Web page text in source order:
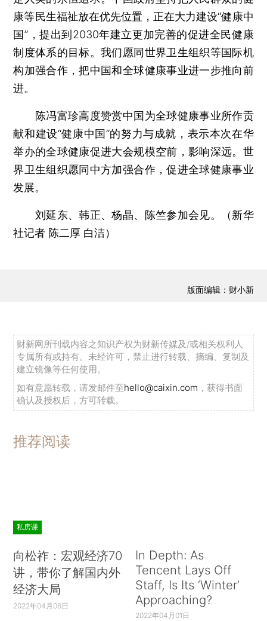
康等民生福祉放在优先位置，正在大力建设“健康中
国”，提出到2030年建立更加完善的促进全民健康
制度体系的目标。我们愿同世界卫生组织等国际机
构加强合作，把中国和全球健康事业进一步推向前
进。
陈冯富珍高度赞赏中国为全球健康事业所作贡
献和建设“健康中国”的努力与成就，表示本次在华
举办的全球健康促进大会规模空前，影响深远。世
界卫生组织愿同中方加强合作，促进全球健康事业
发展。
刘延东、韩正、杨晶、陈竺参加会见。（新华
社记者 陈二厚 白洁）
版面编辑：财小新
财新网所刊载内容之知识产权为财新传媒及/或相关权利人
专属所有或持有。未经许可，禁止进行转载、摘编、复制及
建立镜像等任何使用。
如有意愿转载，请发邮件至hello@caixin.com ，获得书面
确认及授权后，方可转载。
推荐阅读
私房课
向松祚：宏观经济70
讲，带你了解国内外
经济大局
2022年04月06日
In Depth: As
Tencent Lays Off
Staff, Is Its ‘Winter’
Approaching?
2022年04月01日